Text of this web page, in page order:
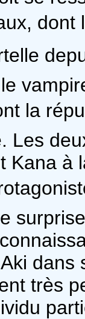
dont
la
Les
Kana à
très